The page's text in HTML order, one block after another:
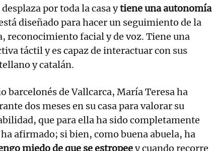
por toda la casa ytiene una autonomía
diseñado para hacer un seguimiento de la
reconocimiento facial y de voz. Tiene una
táctil y es capaz de interactuar con sus
y catalán.
barcelonés de Vallcarca, María Teresa ha
dos meses en su casa para valorar su
que para ella ha sido completamente
afirmado; si bien, como buena abuela, ha
miedo de que se estropeey cuando recorre